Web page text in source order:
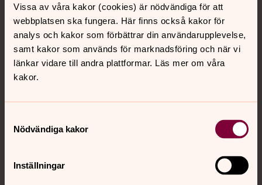
Vissa av våra kakor (cookies) är nödvändiga för att
webbplatsen ska fungera. Här finns också kakor för
analys och kakor som förbättrar din användarupplevelse,
samt kakor som används för marknadsföring och när vi
länkar vidare till andra plattformar. Läs mer om våra
kakor.
Nödvändiga kakor
Inställningar
Kontakt
Hitta snabbt
Sociala kanaler